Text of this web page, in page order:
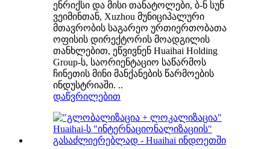
ენრიქსი და მისი თანატოლები, ბ-ნ სუნ
ვეიმინთან, Xuzhou მუნიციპალური
მთავრობის საგარეო ურთიერთობათა
ოფისის დირექტორის მოადგილის
თანხლებით, ეწვივნენ Huaihai Holding
Group-ს, საორიენტაციო საწარმოს
ჩინეთის მინი მანქანების წარმოების
ინდუსტრიაში. ..
დაწვრილებით